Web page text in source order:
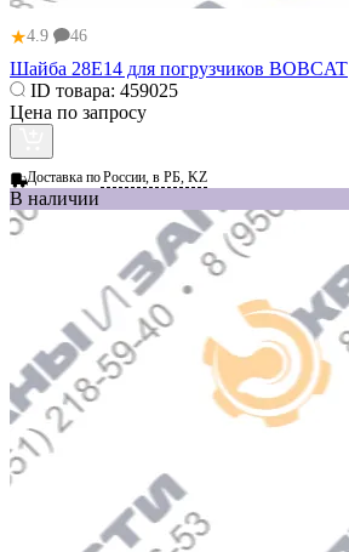
★4.9 46
Шайба 28E14 для погрузчиков BOBCAT
ID товара: 459025
Цена по запросу
Доставка поРоссии, в РБ, KZ
В наличии